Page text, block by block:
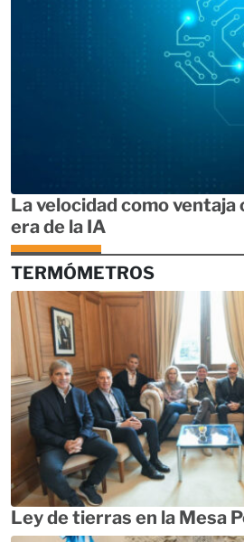
La velocidad como
era de la IA
TERMÓMETROS
Ley de tierras en la Mesa